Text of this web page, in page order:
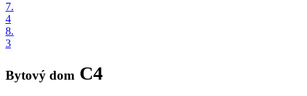
7.
4
8.
3
Bytový dom C4